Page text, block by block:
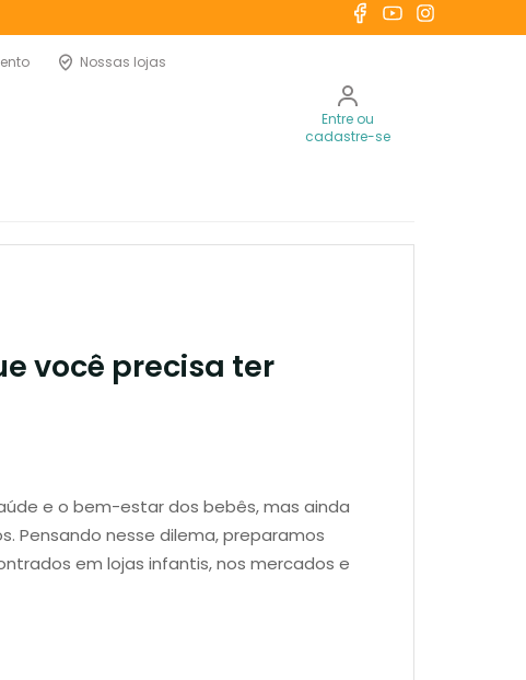
Nossas lojas
Entre ou
cadastre-se
você precisa ter
e o bem-estar dos bebês, mas ainda
Pensando nesse dilema, preparamos
em lojas infantis, nos mercados e